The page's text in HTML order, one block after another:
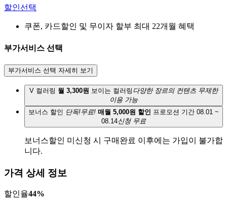
할인선택
쿠폰, 카드할인 및 무이자 할부 최대 22개월 혜택
부가서비스 선택
부가서비스 선택 자세히 보기
V 컬러링 월 3,300원 보이는 컬러링 다양한 장르의 컨텐츠 무제한
이용 가능
보너스 할인 단독!무료! 매월 5,000원 할인 프로모션 기간 08.01 ~
08.14신청 무료
보너스할인 미신청 시 구매완료 이후에는 가입이 불가합
니다.
가격 상세 정보
할인율44%